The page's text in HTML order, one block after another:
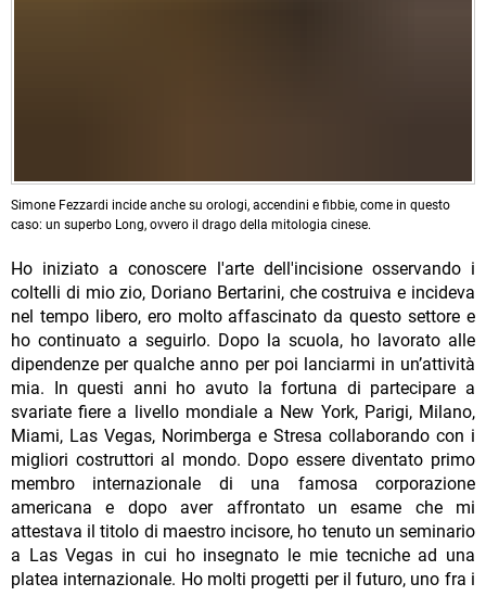
Simone Fezzardi incide anche su orologi, accendini e fibbie, come in questo
caso: un superbo Long, ovvero il drago della mitologia cinese.
Ho iniziato a conoscere l'arte dell'incisione osservando i
coltelli di mio zio, Doriano Bertarini, che costruiva e incideva
nel tempo libero, ero molto affascinato da questo settore e
ho continuato a seguirlo. Dopo la scuola, ho lavorato alle
dipendenze per qualche anno per poi lanciarmi in un’attività
mia. In questi anni ho avuto la fortuna di partecipare a
svariate fiere a livello mondiale a New York, Parigi, Milano,
Miami, Las Vegas, Norimberga e Stresa collaborando con i
migliori costruttori al mondo. Dopo essere diventato primo
membro internazionale di una famosa corporazione
americana e dopo aver affrontato un esame che mi
attestava il titolo di maestro incisore, ho tenuto un seminario
a Las Vegas in cui ho insegnato le mie tecniche ad una
platea internazionale. Ho molti progetti per il futuro, uno fra i